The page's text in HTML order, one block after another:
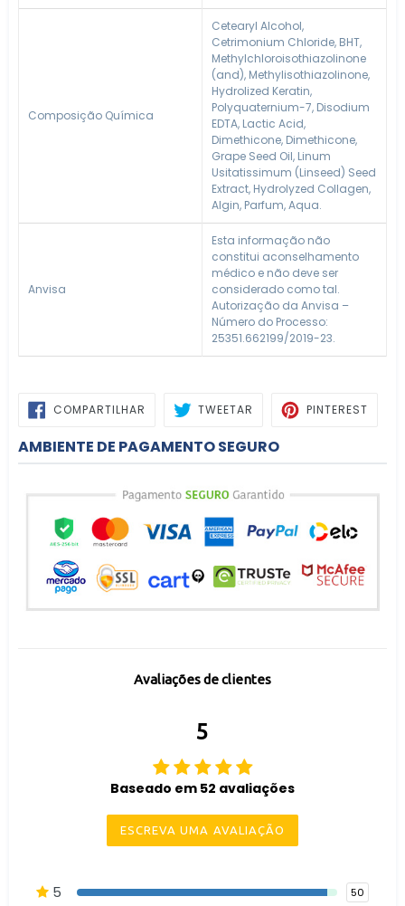
Composição Química
Cetearyl Alcohol,
Cetrimonium Chloride, BHT,
Methylchloroisothiazolinone
(and), Methylisothiazolinone,
Hydrolized Keratin,
Polyquaternium-7, Disodium
EDTA, Lactic Acid,
Dimethicone, Dimethicone,
Grape Seed Oil, Linum
Usitatissimum (Linseed) Seed
Extract, Hydrolyzed Collagen,
Algin, Parfum, Aqua.
Anvisa
Esta informação não
constitui aconselhamento
médico e não deve ser
considerado como tal.
Autorização da Anvisa –
Número do Processo:
25351.662199/2019-23.
COMPARTILHAR COMPARTILHAR
TWEETAR TWEETARPINTERESTPIN
AMBIENTE DE PAGAMENTO SEGURO
Avaliações de clientes
5
Baseado em 52 avaliações
ESCREVA UMA AVALIAÇÃO
5 50